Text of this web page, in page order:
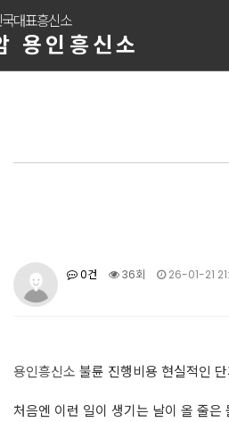
대표흥신소
용인흥신소
0건 36회 26-01-21
용인흥신소 불륜 진행비용 현실적인
처음엔 이런 일이 생기는 날이 올 줄은